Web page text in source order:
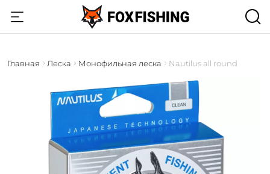
Главная Леска Монофильная леска Nautilus all round